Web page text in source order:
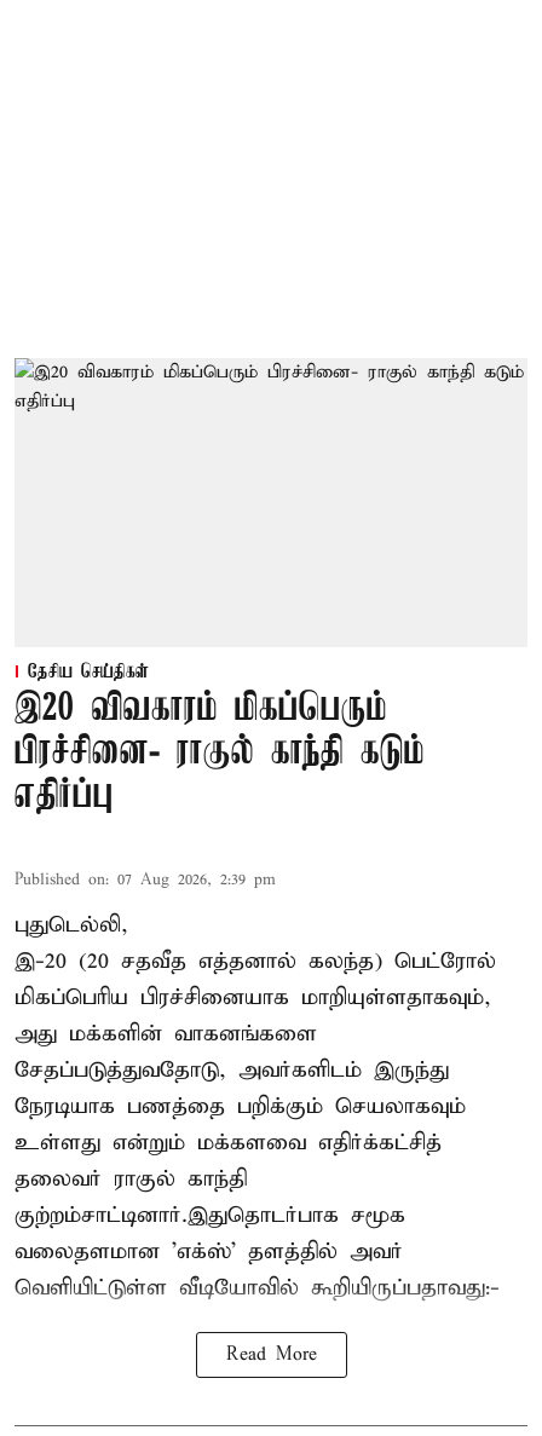
தேசிய செய்திகள்
இ20 விவகாரம் மிகப்பெரும்
பிரச்சினை- ராகுல் காந்தி கடும்
எதிர்ப்பு
Published on: 07 Aug 2026, 2:39 pm
புதுடெல்லி,
இ-20 (20 சதவீத எத்தனால் கலந்த) பெட்ரோல்
மிகப்பெரிய பிரச்சினையாக மாறியுள்ளதாகவும்,
அது மக்களின் வாகனங்களை
சேதப்படுத்துவதோடு, அவர்களிடம் இருந்து
நேரடியாக பணத்தை பறிக்கும் செயலாகவும்
உள்ளது என்றும் மக்களவை எதிர்க்கட்சித்
தலைவர் ராகுல் காந்தி
குற்றம்சாட்டினார்.இதுதொடர்பாக சமூக
வலைதளமான 'எக்ஸ்' தளத்தில் அவர்
வெளியிட்டுள்ள வீடியோவில் கூறியிருப்பதாவது:-
Read More